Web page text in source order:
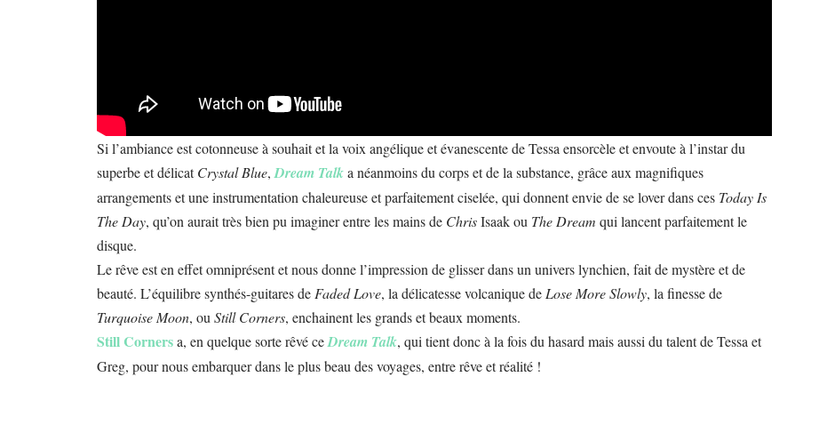
Si l’ambiance est cotonneuse à souhait et la voix angélique et évanescente de Tessa ensorcèle et envoute à l’instar du
superbe et délicatCrystal Blue,Dream Talka néanmoins du corps et de la substance, grâce aux magnifiques
arrangements et une instrumentation chaleureuse et parfaitement ciselée, qui donnent envie de se lover dans ces Today Is
The Day, qu’on aurait très bien pu imaginer entre les mains de ChrisIsaak ou The Dream qui lancent parfaitement le
disque.
Le rêve est en effet omniprésent et nous donne l’impression de glisser dans un univers lynchien, fait de mystère et de
beauté. L’équilibre synthés-guitares de Faded Love, la délicatesse volcanique de Lose More Slowly, la finesse de
Turquoise Moon, ouStill Corners, enchainent les grands et beaux moments.
Still Cornersa, en quelque sorte rêvé ceDream Talk, qui tient donc à la fois du hasard mais aussi du talent de Tessa et
Greg, pour nous embarquer dans le plus beau des voyages, entre rêve et réalité !